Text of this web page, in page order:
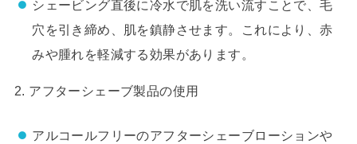
シェービング直後に冷水で肌を洗い流すことで、毛
穴を引き締め、肌を鎮静させます。これにより、赤
みや腫れを軽減する効果があります。
2. アフターシェーブ製品の使用
アルコールフリーのアフターシェーブローションや